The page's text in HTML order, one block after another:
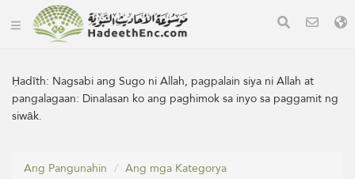
Ḥadīth: Nagsabi ang Sugo ni Allah, pagpalain siya ni Allah at
pangalagaan: Dinalasan ko ang paghimok sa inyo sa paggamit ng
siwāk.
Ang Pangunahin
Ang mga Kategorya